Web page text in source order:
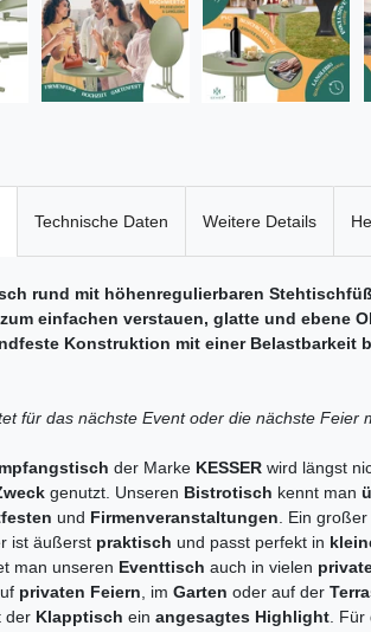
Technische Daten Weitere Details
rund mit höhenregulierbaren
einfachen verstauen, glatte und ebene
Konstruktion mit einer Belastbarkeit
für das nächste Event oder die nächste Feier
der Marke KESSER wird längst
genutzt. Unseren Bistrotisch kennt man
und Firmenveranstaltungen . Ein großer
ist äußerst praktisch und passt perfekt in
man unseren Eventtisch auch in vielen
privaten Feiern , im Garten oder auf der
der Klapptisch ein angesagtes Highlight .